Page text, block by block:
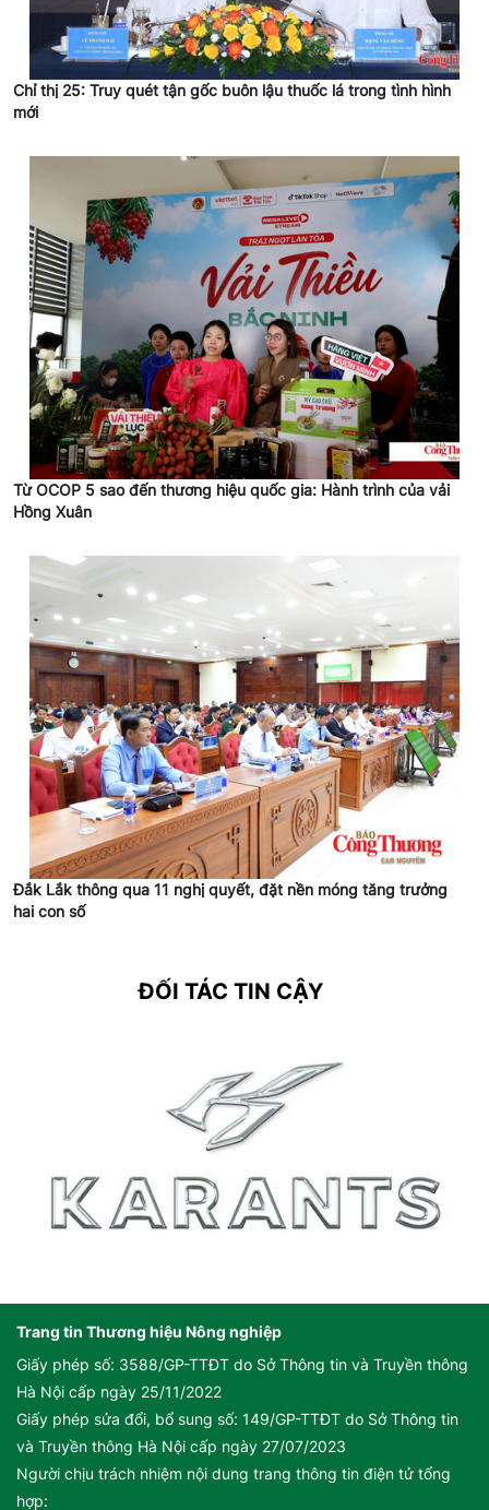
Chỉ thị 25: Truy quét tận gốc buôn lậu thuốc lá trong tình hình
mới
Từ OCOP 5 sao đến thương hiệu quốc gia: Hành trình của vải
Hồng Xuân
Đắk Lắk thông qua 11 nghị quyết, đặt nền móng tăng trưởng
hai con số
ĐỐI TÁC TIN CẬY
Trang tin Thương hiệu Nông nghiệp
Giấy phép số: 3588/GP-TTĐT do Sở Thông tin và Truyền thông
Hà Nội cấp ngày 25/11/2022
Giấy phép sửa đổi, bổ sung số: 149/GP-TTĐT do Sở Thông tin
và Truyền thông Hà Nội cấp ngày 27/07/2023
Người chịu trách nhiệm nội dung trang thông tin điện tử tổng
hợp: